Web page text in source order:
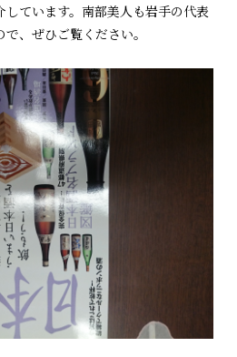
ています。南部美人も岩手の代表
、ぜひご覧ください。